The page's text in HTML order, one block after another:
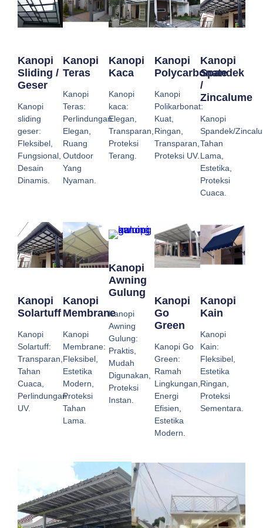
Kanopi
Sliding /
Geser
Kanopi
sliding
geser:
Fleksibel,
Fungsional,
Desain
Dinamis.
Kanopi
Teras
Kanopi
Teras:
Perlindungan
Elegan,
Ruang
Outdoor
Yang
Nyaman.
Kanopi
Kaca
Kanopi
kaca:
Elegan,
Transparan,
Proteksi
Terang.
Kanopi
Polycarbonate
Kanopi
Polikarbonat:
Kuat,
Ringan,
Transparan,
Proteksi UV.
Kanopi
Spandek
/
Zincalume
Kanopi
Spandek/
Tahan
Lama,
Estetika,
Proteksi
Cuaca.
Kanopi
Solartuff
Kanopi
Solartuff:
Transparan,
Tahan
Cuaca,
Perlindungan
UV.
Kanopi
Membrane
Kanopi
Membrane:
Fleksibel,
Estetika
Modern,
Proteksi
Tahan
Lama.
Kanopi
Awning
Gulung
Kanopi
Awning
Gulung:
Praktis,
Mudah
Digunakan,
Proteksi
Instan.
Kanopi
Go
Green
Kanopi Go
Green:
Ramah
Lingkungan,
Energi
Efisien,
Estetika
Modern.
Kanopi
Kain
Kanopi
Kain:
Fleksibel,
Estetika
Ringan,
Proteksi
Sementara.